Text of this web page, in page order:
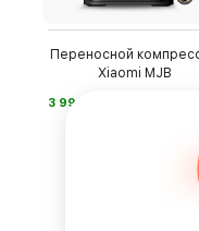
Переносной
Xiaomi MJB
3 990